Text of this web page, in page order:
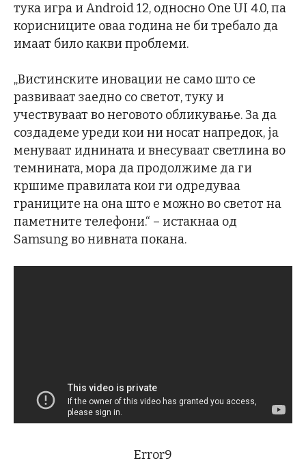
тука игра и Android 12, односно One UI 4.0, па
корисниците оваа година не би требало да
имаат било какви проблеми.
„Вистинските иновации не само што се
развиваат заедно со светот, туку и
учествуваат во неговото обликување. За да
создадеме уреди кои ни носат напредок, ја
менуваат иднината и внесуваат светлина во
темнината, мора да продолжиме да ги
кршиме правилата кои ги одредуваа
границите на она што е можно во светот на
паметните телефони.“ – истакнаа од
Samsung во нивната покана.
Error9